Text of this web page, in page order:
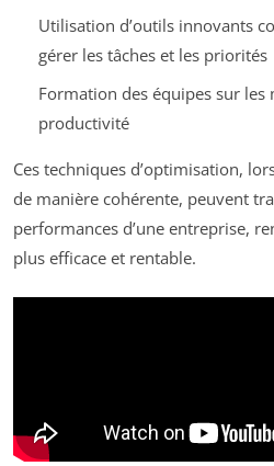
Utilisation d’outils innovants
gérer les tâches et les priorités
Formation des équipes sur
productivité
Ces techniques d’optimisation,
de manière cohérente, peuvent
performances d’une entreprise,
plus efficace et rentable.